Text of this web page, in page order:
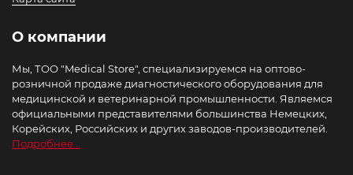
О компании
Мы, ТОО "Medical Store", специализируемся на оптово-
розничной продаже диагностического оборудования для
медицинской и ветеринарной промышленности. Являемся
официальными представителями большинства Немецких,
Корейских, Российских и других заводов-производителей.
Подробнее...